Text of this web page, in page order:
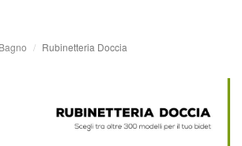
Rubinetteria Doccia